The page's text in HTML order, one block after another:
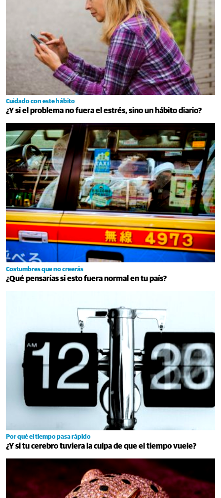
Cuidado con este hábito
¿Y si el problema no fuera el estrés, sino un hábito diario?
Costumbres que no creerás
¿Qué pensarías si esto fuera normal en tu país?
Por qué el tiempo pasa rápido
¿Y si tu cerebro tuviera la culpa de que el tiempo vuele?